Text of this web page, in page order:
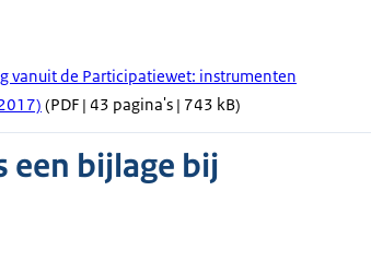
vanuit de Participatiewet: instrumenten
(PDF | 43 pagina's | 743 kB)
een bijlage bij